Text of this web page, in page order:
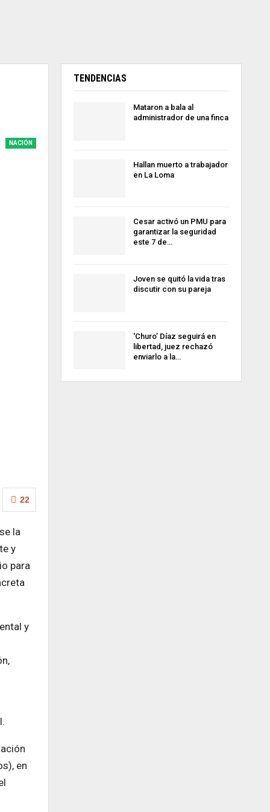
NACIÓN
22
la
y
para
y
en
TENDENCIAS
Mataron a bala al
administrador de una finca
Hallan muerto a trabajador
en La Loma
Cesar activó un PMU para
garantizar la seguridad
este 7 de…
Joven se quitó la vida tras
discutir con su pareja
‘Churo’ Díaz seguirá en
libertad, juez rechazó
enviarlo a la…